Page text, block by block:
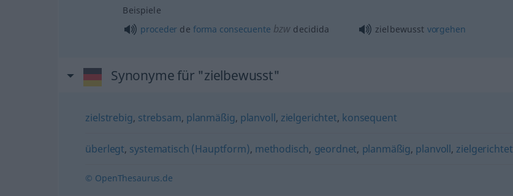
Beispiele
proceder de forma consecuente bzw decidida zielbewusst vorgehen
Synonyme für "zielbewusst"
zielstrebig, strebsam, planmäßig, planvoll, zielgerichtet, konsequent
überlegt, systematisch (Hauptform), methodisch, geordnet, planmäßig, planvoll, zielgerichtet
© OpenThesaurus.de